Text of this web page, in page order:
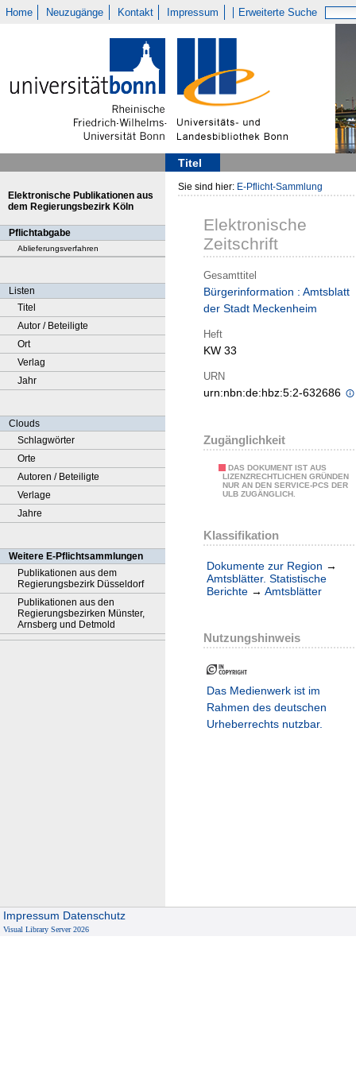
Home Neuzugänge Kontakt Impressum Erweiterte Suche
Titel
Elektronische Publikationen aus
dem Regierungsbezirk Köln
Pflichtabgabe
Ablieferungsverfahren
Listen
Titel
Autor / Beteiligte
Ort
Verlag
Jahr
Clouds
Schlagwörter
Orte
Autoren / Beteiligte
Verlage
Jahre
Weitere E-Pflichtsammlungen
Publikationen aus dem
Regierungsbezirk Düsseldorf
Publikationen aus den
Regierungsbezirken Münster,
Arnsberg und Detmold
Sie sind hier: E-Pflicht-Sammlung
Elektronische
Zeitschrift
Gesamttitel
Bürgerinformation : Amtsblatt
der Stadt Meckenheim
Heft
KW 33
URN
urn:nbn:de:hbz:5:2-632686
Zugänglichkeit
DAS DOKUMENT IST AUS
LIZENZRECHTLICHEN GRÜNDEN
NUR AN DEN SERVICE-PCS DER
ULB ZUGÄNGLICH.
Klassifikation
Dokumente zur Region →
Amtsblätter. Statistische
Berichte → Amtsblätter
Nutzungshinweis
Das Medienwerk ist im
Rahmen des deutschen
Urheberrechts nutzbar.
Impressum Datenschutz
Visual Library Server 2026